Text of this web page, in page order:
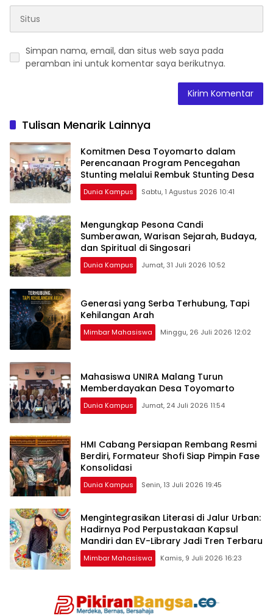
Simpan nama, email, dan situs web saya pada
peramban ini untuk komentar saya berikutnya.
Tulisan Menarik Lainnya
Komitmen Desa Toyomarto dalam
Perencanaan Program Pencegahan
Stunting melalui ‎Rembuk Stunting Desa
Dunia Kampus Sabtu, 1 Agustus 2026 10:41
Mengungkap Pesona Candi
Sumberawan, Warisan Sejarah, Budaya,
dan Spiritual di ‎Singosari
Dunia Kampus Jumat, 31 Juli 2026 10:52
Generasi yang Serba Terhubung, Tapi
Kehilangan Arah
Mimbar Mahasiswa Minggu, 26 Juli 2026 12:02
Mahasiswa UNIRA Malang Turun
Memberdayakan Desa Toyomarto
Dunia Kampus Jumat, 24 Juli 2026 11:54
HMI Cabang Persiapan Rembang Resmi
Berdiri, Formateur Shofi Siap Pimpin Fase
Konsolidasi
Dunia Kampus Senin, 13 Juli 2026 19:45
Mengintegrasikan Literasi di Jalur Urban:
Hadirnya Pod Perpustakaan Kapsul
Mandiri dan EV-Library Jadi Tren Terbaru
Mimbar Mahasiswa Kamis, 9 Juli 2026 16:23